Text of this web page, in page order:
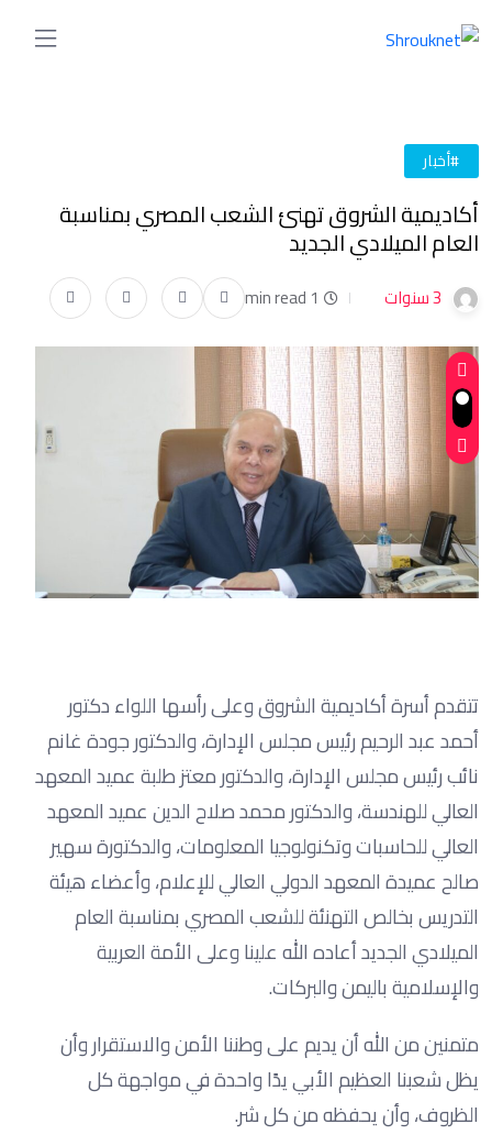
#أخبار
أكاديمية الشروق تهنئ الشعب المصري بمناسبة
العام الميلادي الجديد
3 سنوات 1 min read
تتقدم أسرة أكاديمية الشروق وعلى رأسها اللواء دكتور
أحمد عبد الرحيم رئيس مجلس الإدارة، والدكتور جودة غانم
نائب رئيس مجلس الإدارة، والدكتور معتز طلبة عميد المعهد
العالي للهندسة، والدكتور محمد صلاح الدين عميد المعهد
العالي للحاسبات وتكنولوجيا المعلومات، والدكتورة سهير
صالح عميدة المعهد الدولي العالي للإعلام، وأعضاء هيئة
التدريس بخالص التهنئة للشعب المصري بمناسبة العام
الميلادي الجديد أعاده الله علينا وعلى الأمة العربية
والإسلامية باليمن والبركات.
متمنين من الله أن يديم على وطننا الأمن والاستقرار وأن
يظل شعبنا العظيم الأبي يدًا واحدة في مواجهة كل
الظروف، وأن يحفظه من كل شر.